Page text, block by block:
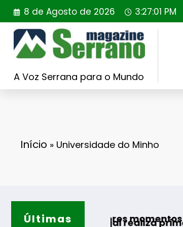
Saltar
para
conteúdo
8 de Agosto de 2026 3:27:02 PM
A Voz Serrana para o Mundo
Início » Universidade do Minho
Últimasmomentos do verão
realiza primeira